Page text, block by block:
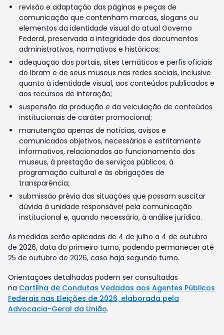
revisão e adaptação das páginas e peças de
comunicação que contenham marcas, slogans ou
elementos da identidade visual do atual Governo
Federal, preservada a integridade dos documentos
administrativos, normativos e históricos;
adequação dos portais, sites temáticos e perfis oficiais
do Ibram e de seus museus nas redes sociais, inclusive
quanto à identidade visual, aos conteúdos publicados e
aos recursos de interação;
suspensão da produção e da veiculação de conteúdos
institucionais de caráter promocional;
manutenção apenas de notícias, avisos e
comunicados objetivos, necessários e estritamente
informativos, relacionados ao funcionamento dos
museus, à prestação de serviços públicos, à
programação cultural e às obrigações de
transparência;
submissão prévia das situações que possam suscitar
dúvida à unidade responsável pela comunicação
institucional e, quando necessário, à análise jurídica.
As medidas serão aplicadas de 4 de julho a 4 de outubro
de 2026, data do primeiro turno, podendo permanecer até
25 de outubro de 2026, caso haja segundo turno.
Orientações detalhadas podem ser consultadas
na Cartilha de Condutas Vedadas aos Agentes Públicos
Federais nas Eleições de 2026, elaborada pela
Advocacia-Geral da União.